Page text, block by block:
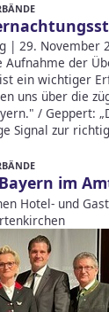
| 29. November
der
ist ein wichtiger
uns über die
/ Geppert:
Signal zur
im
Hotel- und